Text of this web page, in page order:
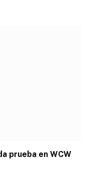
prueba en WCW